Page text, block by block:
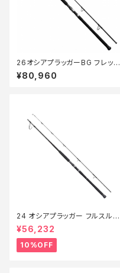
26オシアプラッガーBG フレック
スエナジー S710XH
¥80,960
24 オシアプラッガー フルスルッ
トル S88H【継続セール_ロッド】
【10】
¥56,232
10%OFF